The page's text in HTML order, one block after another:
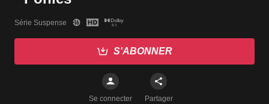
Série Suspense
S'ABONNER
Se connecter Partager